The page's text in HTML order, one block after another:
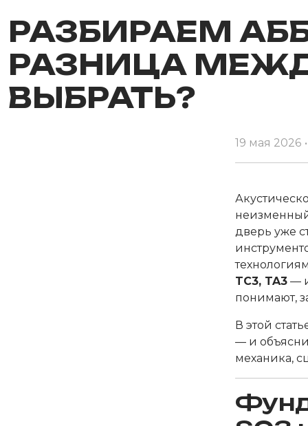
РАЗБИРАЕМ
РАЗНИЦА
ВЫБРАТЬ?
19 мая 2026 •
дверь уже
TC3, TA3 —
понимают,
В этой
— и
механика,